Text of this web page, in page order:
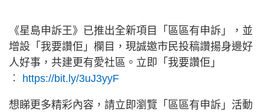
《星島申訴王》已推出全新項目「區區有申訴」，並
增設「我要讚佢」欄目，現誠邀市民投稿讚揚身邊好
人好事，共建更有愛社區。立即「我要讚佢」
︰ https://bit.ly/3uJ3yyF
想睇更多精彩內容，請立即瀏覽「區區有申訴」活動